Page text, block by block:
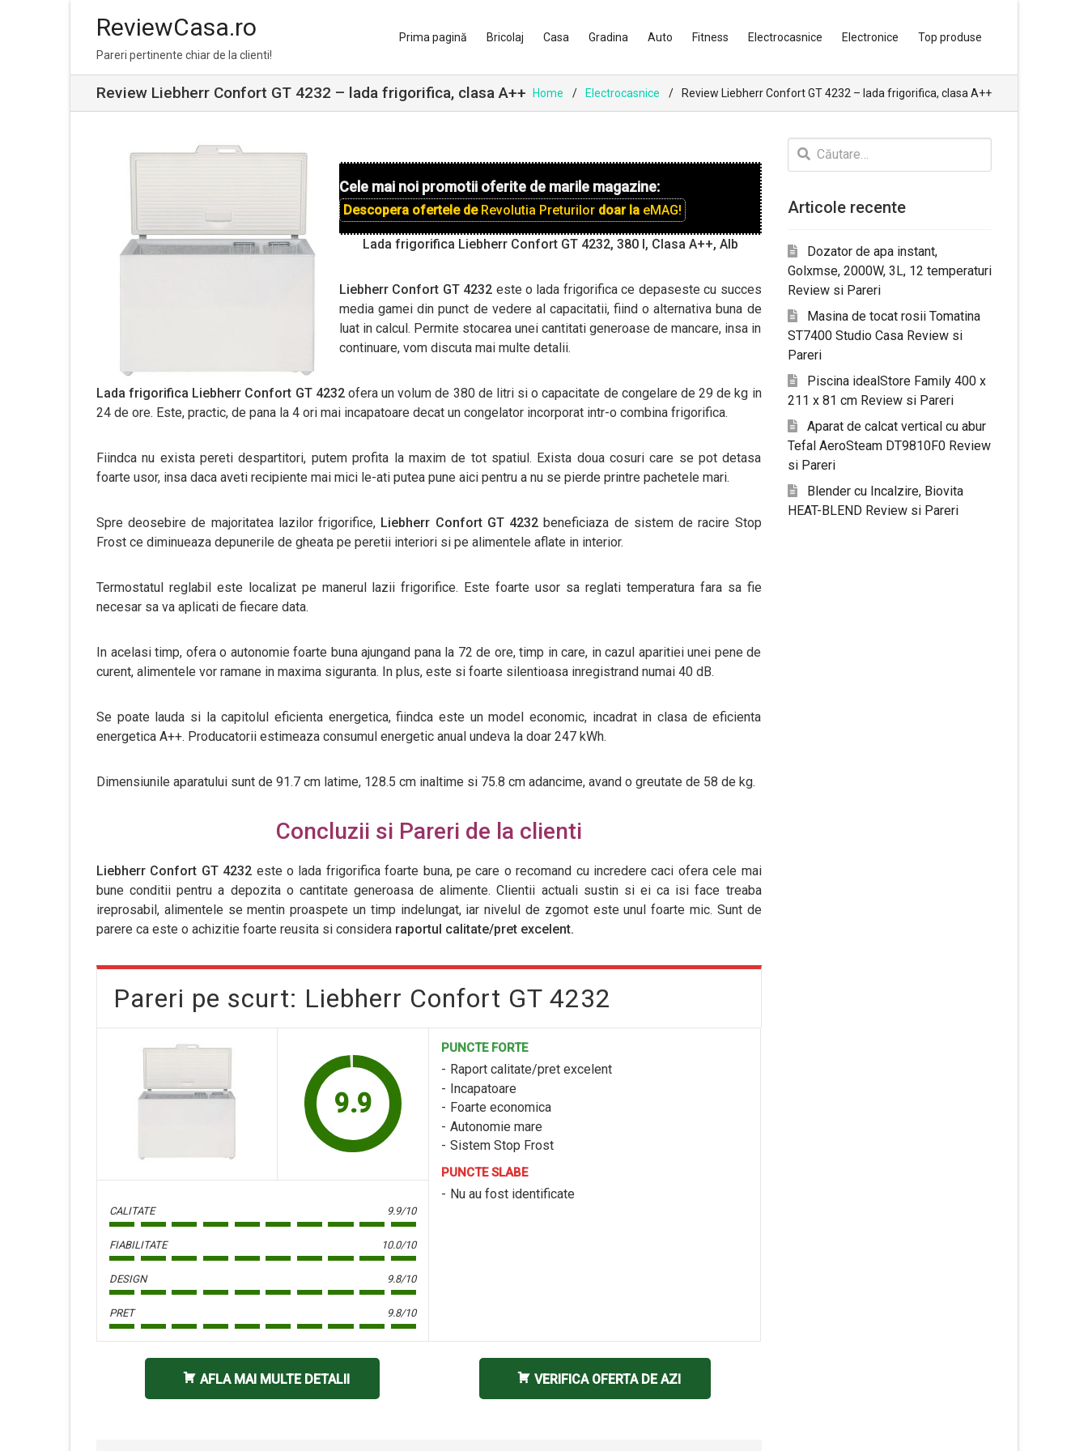
navigation
content
ReviewCasa.ro
Pareri pertinente chiar de la clienti!
Prima pagină Bricolaj Casa Gradina Auto Fitness Electrocasnice Electronice Top produse
Review Liebherr Confort GT 4232 – lada frigorifica, clasa A++ Home Electrocasnice Review Liebherr Confort GT 4232 – lada frigorifica, clasa A++
Cele mai noi promotii oferite de marile magazine:
Descopera ofertele de Revolutia Preturilor doar la eMAG!
Lada frigorifica Liebherr Confort GT 4232, 380 l, Clasa A++, Alb
Liebherr Confort GT 4232 este o lada frigorifica ce depaseste cu succes
media gamei din punct de vedere al capacitatii, fiind o alternativa buna de
luat in calcul. Permite stocarea unei cantitati generoase de mancare, insa in
continuare, vom discuta mai multe detalii.
Lada frigorifica Liebherr Confort GT 4232 ofera un volum de 380 de litri si o capacitate de congelare de 29 de kg in
24 de ore. Este, practic, de pana la 4 ori mai incapatoare decat un congelator incorporat intr-o combina frigorifica.
Fiindca nu exista pereti despartitori, putem profita la maxim de tot spatiul. Exista doua cosuri care se pot detasa
foarte usor, insa daca aveti recipiente mai mici le-ati putea pune aici pentru a nu se pierde printre pachetele mari.
Spre deosebire de majoritatea lazilor frigorifice, Liebherr Confort GT 4232beneficiaza de sistem de racire Stop
Frost ce diminueaza depunerile de gheata pe peretii interiori si pe alimentele aflate in interior.
Termostatul reglabil este localizat pe manerul lazii frigorifice. Este foarte usor sa reglati temperatura fara sa fie
necesar sa va aplicati de fiecare data.
In acelasi timp, ofera o autonomie foarte buna ajungand pana la 72 de ore, timp in care, in cazul aparitiei unei pene de
curent, alimentele vor ramane in maxima siguranta. In plus, este si foarte silentioasa inregistrand numai 40 dB.
Se poate lauda si la capitolul eficienta energetica, fiindca este un model economic, incadrat in clasa de eficienta
energetica A++. Producatorii estimeaza consumul energetic anual undeva la doar 247 kWh.
Dimensiunile aparatului sunt de 91.7 cm latime, 128.5 cm inaltime si 75.8 cm adancime, avand o greutate de 58 de kg.
Concluzii si Pareri de la clienti
Liebherr Confort GT 4232 este o lada frigorifica foarte buna, pe care o recomand cu incredere caci ofera cele mai
bune conditii pentru a depozita o cantitate generoasa de alimente. Clientii actuali sustin si ei ca isi face treaba
ireprosabil, alimentele se mentin proaspete un timp indelungat, iar nivelul de zgomot este unul foarte mic. Sunt de
parere ca este o achizitie foarte reusita si considera raportul calitate/pret excelent.
Pareri pe scurt: Liebherr Confort GT 4232
9.9
CALITATE 9.9/10
FIABILITATE 10.0/10
DESIGN 9.8/10
PRET 9.8/10
PUNCTE FORTE
Raport calitate/pret excelent
Incapatoare
Foarte economica
Autonomie mare
Sistem Stop Frost
PUNCTE SLABE
Nu au fost identificate
AFLA MAI MULTE DETALII VERIFICA OFERTA DE AZI
Caută
după:
Articole recente
Dozator de apa instant,
Golxmse, 2000W, 3L, 12 temperaturi
Review si Pareri
Masina de tocat rosii Tomatina
ST7400 Studio Casa Review si
Pareri
Piscina idealStore Family 400 x
211 x 81 cm Review si Pareri
Aparat de calcat vertical cu abur
Tefal AeroSteam DT9810F0 Review
si Pareri
Blender cu Incalzire, Biovita
HEAT-BLEND Review si Pareri